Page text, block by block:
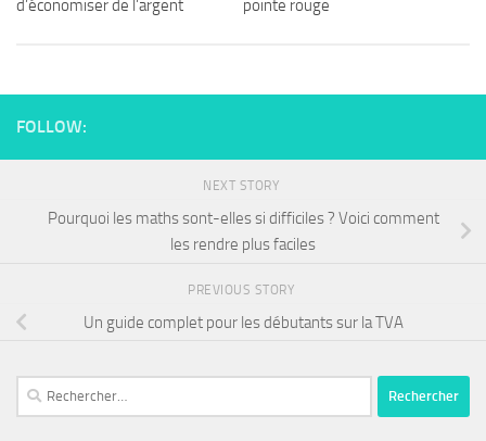
d’économiser de l’argent
pointe rouge
FOLLOW:
NEXT STORY
Pourquoi les maths sont-elles si difficiles ? Voici comment
les rendre plus faciles
PREVIOUS STORY
Un guide complet pour les débutants sur la TVA